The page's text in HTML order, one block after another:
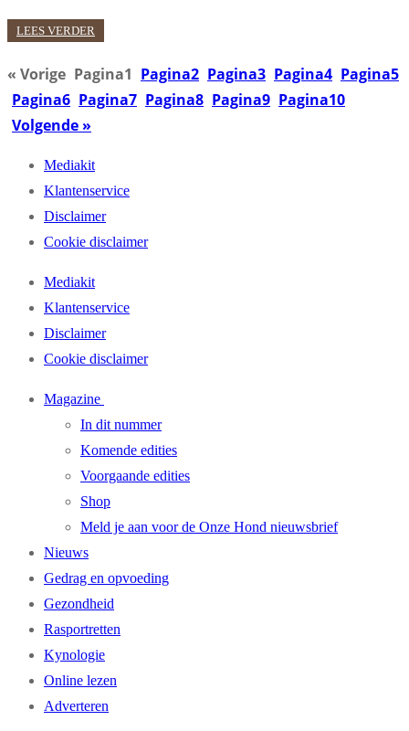
LEES VERDER
« Vorige Pagina1 Pagina2 Pagina3 Pagina4 Pagina5
Pagina6 Pagina7 Pagina8 Pagina9 Pagina10
Volgende »
Mediakit
Klantenservice
Disclaimer
Cookie disclaimer
Mediakit
Klantenservice
Disclaimer
Cookie disclaimer
Magazine
In dit nummer
Komende edities
Voorgaande edities
Shop
Meld je aan voor de Onze Hond nieuwsbrief
Nieuws
Gedrag en opvoeding
Gezondheid
Rasportretten
Kynologie
Online lezen
Adverteren